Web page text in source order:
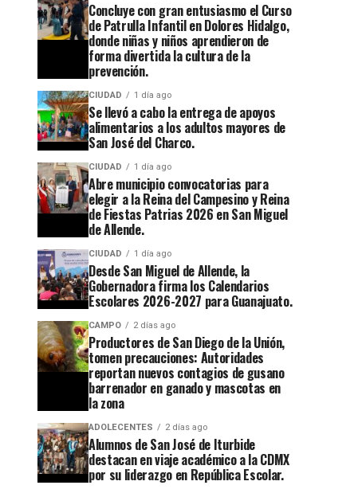
Concluye con gran entusiasmo el Curso
de Patrulla Infantil en Dolores Hidalgo,
donde niñas y niños aprendieron de
forma divertida la cultura de la
prevención.
CIUDAD 1 día ago
Se llevó a cabo la entrega de apoyos
alimentarios a los adultos mayores de
San José del Charco.
CIUDAD 1 día ago
Abre municipio convocatorias para
elegir a la Reina del Campesino y Reina
de Fiestas Patrias 2026 en San Miguel
de Allende.
CIUDAD 1 día ago
Desde San Miguel de Allende, la
Gobernadora firma los Calendarios
Escolares 2026-2027 para Guanajuato.
CAMPO 2 días ago
Productores de San Diego de la Unión,
tomen precauciones: Autoridades
reportan nuevos contagios de gusano
barrenador en ganado y mascotas en
la zona
ADOLECENTES 2 días ago
Alumnos de San José de Iturbide
destacan en viaje académico a la CDMX
por su liderazgo en República Escolar.